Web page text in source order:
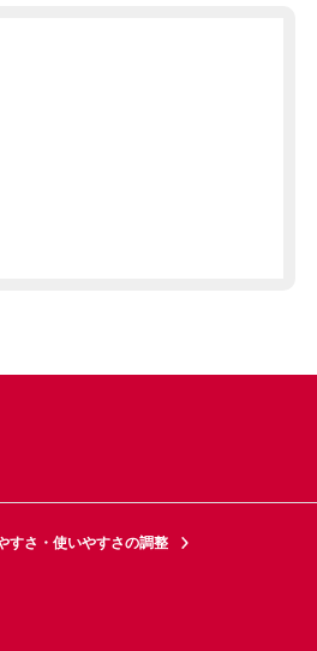
すさ・使いやすさの調整